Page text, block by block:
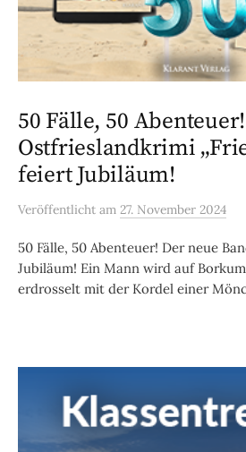
50 Fälle, 50
Ostfrieslandkrimi
feiert Jubiläum!
Veröffentlicht am 27. November 2024
50 Fälle, 50 Abenteuer! Der neue
Jubiläum! Ein Mann wird auf
erdrosselt mit der Kordel einer